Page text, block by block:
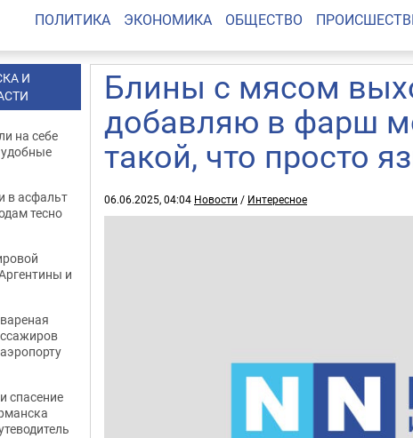
ПОЛИТИКА ЭКОНОМИКА ОБЩЕСТВО
Блины с мясом
добавляю в фарш
такой, что просто
06.06.2025, 04:04 Новости / Интересное
И
на себе
в асфальт
тесно
и
спасение